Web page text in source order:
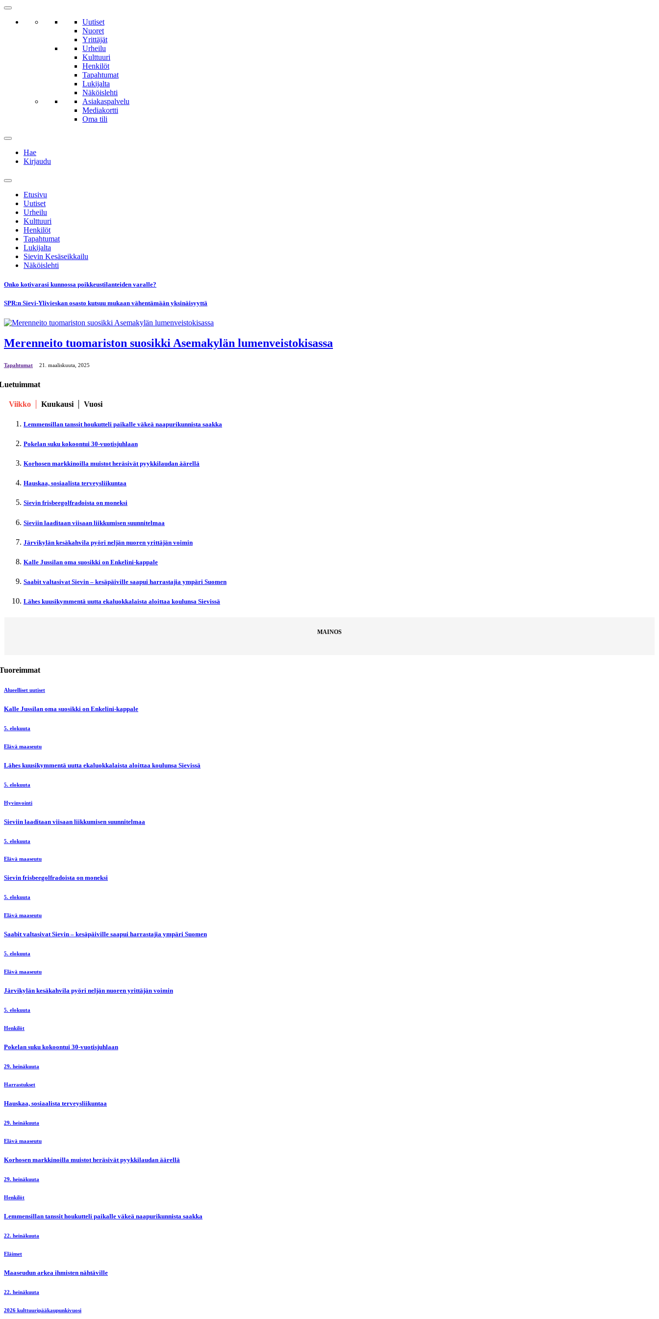
Uutiset
Nuoret
Yrittäjät
Urheilu
Kulttuuri
Henkilöt
Tapahtumat
Lukijalta
Näköislehti
Asiakaspalvelu
Mediakortti
Oma tili
Hae
Kirjaudu
Etusivu
Uutiset
Urheilu
Kulttuuri
Henkilöt
Tapahtumat
Lukijalta
Sievin Kesäseikkailu
Näköislehti
Onko kotivarasi kunnossa poikkeustilanteiden varalle?
SPR:n Sievi-Ylivieskan osasto kutsuu mukaan vähentämään yksinäisyyttä
Merenneito tuomariston suosikki Asemakylän lumenveistokisassa
Tapahtumat 21. maaliskuuta, 2025
Viikko Kuukausi Vuosi
Lemmensillan tanssit houkutteli paikalle väkeä naapurikunnista saakka
Pokelan suku kokoontui 30-vuotisjuhlaan
Korhosen markkinoilla muistot heräsivät pyykkilaudan äärellä
Hauskaa, sosiaalista terveysliikuntaa
Sievin frisbeegolfradoista on moneksi
Sieviin laaditaan viisaan liikkumisen suunnitelmaa
Järvikylän kesäkahvila pyöri neljän nuoren yrittäjän voimin
Kalle Jussilan oma suosikki on Enkelini-kappale
Saabit valtasivat Sievin – kesäpäiville saapui harrastajia ympäri Suomen
Lähes kuusikymmentä uutta ekaluokkalaista aloittaa koulunsa Sievissä
MAINOS
Alueelliset uutiset
Kalle Jussilan oma suosikki on Enkelini-kappale
5. elokuuta
Elävä maaseutu
Lähes kuusikymmentä uutta ekaluokkalaista aloittaa koulunsa Sievissä
5. elokuuta
Hyvinvointi
Sieviin laaditaan viisaan liikkumisen suunnitelmaa
5. elokuuta
Elävä maaseutu
Sievin frisbeegolfradoista on moneksi
5. elokuuta
Elävä maaseutu
Saabit valtasivat Sievin – kesäpäiville saapui harrastajia ympäri Suomen
5. elokuuta
Elävä maaseutu
Järvikylän kesäkahvila pyöri neljän nuoren yrittäjän voimin
5. elokuuta
Henkilöt
Pokelan suku kokoontui 30-vuotisjuhlaan
29. heinäkuuta
Harrastukset
Hauskaa, sosiaalista terveysliikuntaa
29. heinäkuuta
Elävä maaseutu
Korhosen markkinoilla muistot heräsivät pyykkilaudan äärellä
29. heinäkuuta
Henkilöt
Lemmensillan tanssit houkutteli paikalle väkeä naapurikunnista saakka
22. heinäkuuta
Eläimet
Maaseudun arkea ihmisten nähtäville
22. heinäkuuta
2026 kulttuuripääkaupunkivuosi